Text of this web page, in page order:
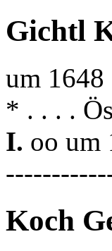
Gichtl
um 1648
* . . . .
I. oo um
Koch